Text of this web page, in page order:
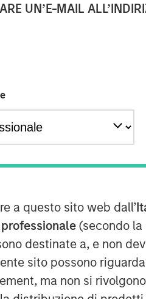
UN’E-MAIL
a questo sito web dall’
(secondo
destinate a, e non
sito possono
ma non si
Oct 11, 2017
over $275 million of
its fundraising target.1
Expansion Capital’s
growth investing in late-
of industries, including
media and business